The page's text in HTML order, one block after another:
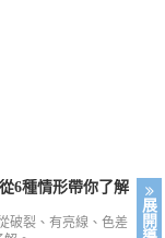
6種情形帶你了解
破裂、有亮線、色差
展
開